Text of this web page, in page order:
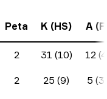
Peta K (HS) A
2 31 (10) 12
2 25 (9) 5 (3)